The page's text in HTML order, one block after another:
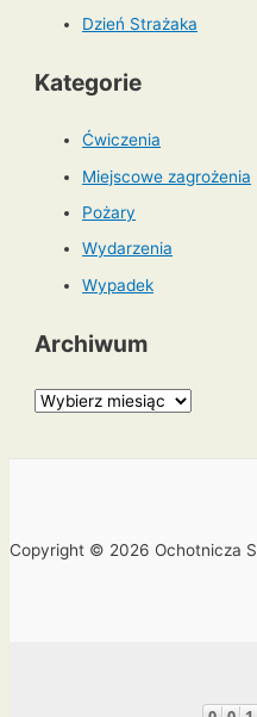
Dzień Strażaka
Kategorie
Ćwiczenia
Miejscowe zagrożenia
Pożary
Wydarzenia
Wypadek
Archiwum
A
w
Copyright © 2026 Ochotnicza